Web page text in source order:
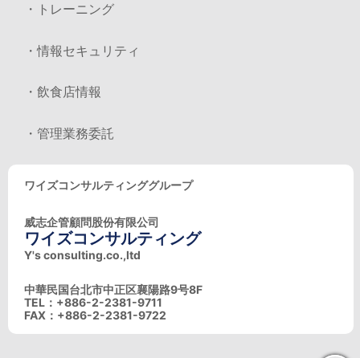
・トレーニング
・情報セキュリティ
・飲食店情報
・管理業務委託
ワイズコンサルティンググループ
威志企管顧問股份有限公司
ワイズコンサルティング
Y's consulting.co.,ltd
中華民国台北市中正区襄陽路9号8F
TEL：+886-2-2381-9711
FAX：+886-2-2381-9722